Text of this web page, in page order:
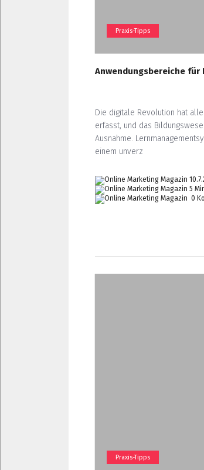
Praxis-Tipps
Anwendungsbereiche für
Die digitale Revolution hat
erfasst, und das
Ausnahme.
einem unverz
5
0
Praxis-Tipps